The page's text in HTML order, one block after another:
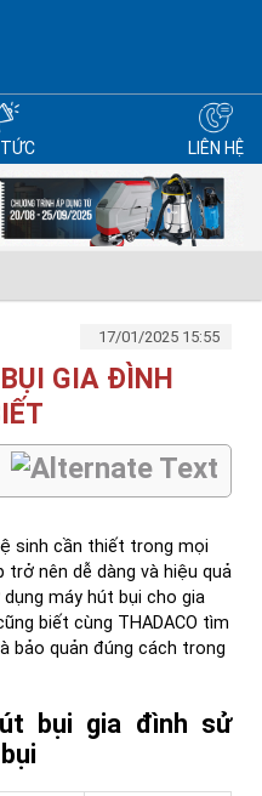
LIÊN HỆ
17/01/2025 15:55
GIA ĐÌNH
sinh cần thiết trong mọi
trở nên dễ dàng và hiệu quả
máy hút bụi cho gia
biết cùng THADACO tìm
bảo quản đúng cách trong
bụi gia đình sử